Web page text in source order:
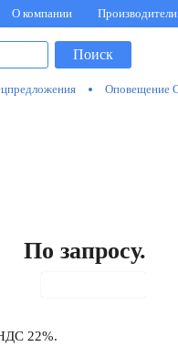
О компании Производители
Поиск
Оповещение
По запросу.
22%.